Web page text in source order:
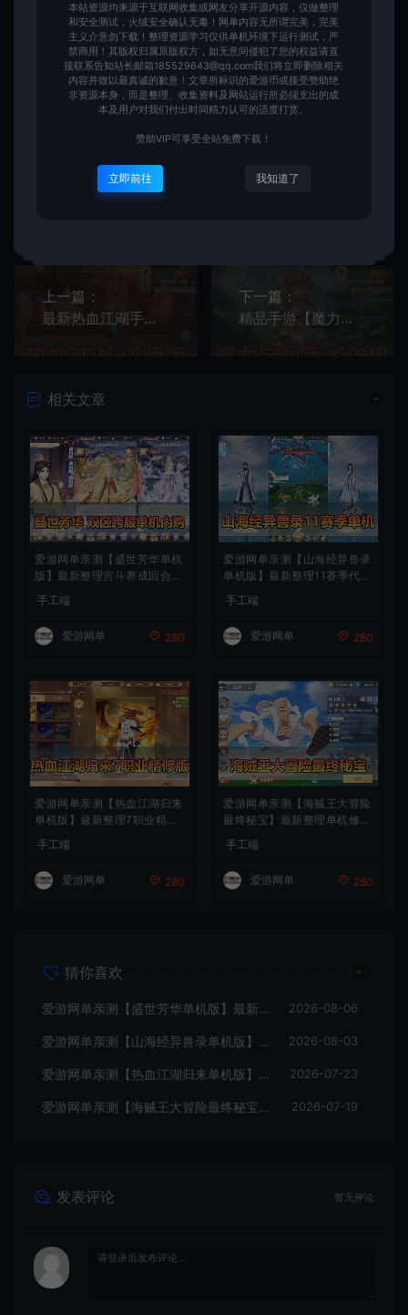
设计GM后台可刷全物品虚拟机一键端 https://www.aywd.vip/973.html
地下城与勇士 阿拉德之怒
爱游网单
上一篇：
最新热血江湖手游单机版新增偃师外传职业模拟器手游虚拟机一键端GM后台可刷全部物品无限充值
下一篇：
精品手游【魔力宝贝】虚拟机一键端可局域网GM后台可刷全物品视频安装教程
相关文章
爱游网单亲测【盛世芳华单机
版】最新整理宫斗养成回合抽
一键端视频教学+linux手工外
网端文本教学
手工端
爱游网单 280
爱游网单亲测【山海经异兽录
单机版】最新整理11赛季代金
模拟器手游 解压一键端 视频
安装教学+手工端文本教学
手工端
爱游网单 280
爱游网单亲测【热血江湖归来
单机版】最新整理7职业精修
多项修复 带网页GM物品后台
代金券内购 虚拟机一键端视
频安装教学+手工端文本教学
手工端
爱游网单 280
爱游网单亲测【海贼王大冒险
最终秘宝】最新整理单机修复
版 带网页GM充值物品后台
回合制抽卡模拟器手游 虚拟
机一键端视频教学+手工端文
本教学
手工端
爱游网单 280
猜你喜欢
爱游网单亲测【盛世芳华单机版】最新整理宫斗养成回合抽卡多区跨服代金券内购虚拟机一键端视频教学+linux手工外网端文本教学 2026-08-06
爱游网单亲测【山海经异兽录单机版】最新整理11赛季代金券内购版 带GM物品充值后台 模拟器手游 解压一键端 视频安装教学+手工端文本教学 2026-08-03
爱游网单亲测【热血江湖归来单机版】最新整理7职业精修多项修复 带网页GM物品后台 代金券内购 虚拟机一键端视频安装教学+手工端文本教学 2026-07-23
爱游网单亲测【海贼王大冒险最终秘宝】最新整理单机修复版 带网页GM充值物品后台 回合制抽卡模拟器手游 虚拟机一键端视频教学+手工端文本教学 2026-07-19
发表评论 暂无评论
本站资源均来源于互联网收集或网友分享开源内容，仅做整理
和安全测试，火绒安全确认无毒！网单内容无所谓完美，完美
主义介意勿下载！整理资源学习仅供单机环境下运行测试，严
禁商用！其版权归属原版权方，如无意间侵犯了您的权益请直
接联系告知站长邮箱185529643@qq.com我们将立即删除相关
内容并致以最真诚的歉意！文章所标识的爱游币或接受赞助绝
非资源本身，而是整理、收集资料及网站运行所必须支出的成
本及用户对我们付出时间精力认可的适度打赏。
赞助VIP可享受全站免费下载！
立即前往 我知道了